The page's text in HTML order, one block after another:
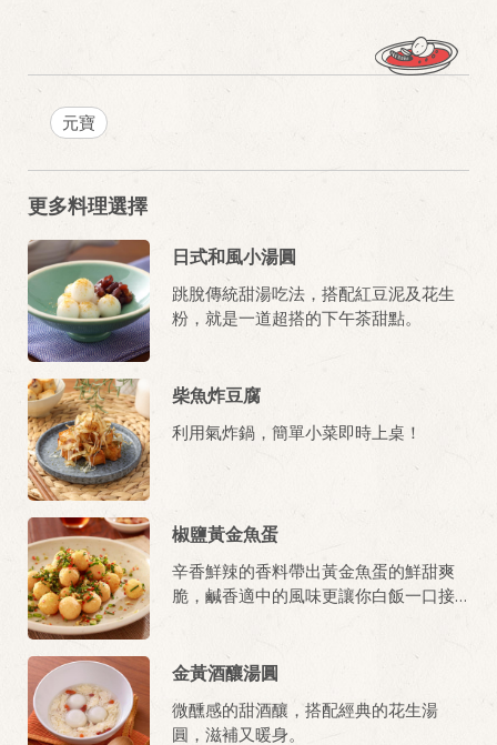
元寶
更多料理選擇
日式和風小湯圓
跳脫傳統甜湯吃法，搭配紅豆泥及花生
粉，就是一道超搭的下午茶甜點。
柴魚炸豆腐
利用氣炸鍋，簡單小菜即時上桌！
椒鹽黃金魚蛋
辛香鮮辣的香料帶出黃金魚蛋的鮮甜爽
脆，鹹香適中的風味更讓你白飯一口接
金黃酒釀湯圓
微醺感的甜酒釀，搭配經典的花生湯
圓，滋補又暖身。